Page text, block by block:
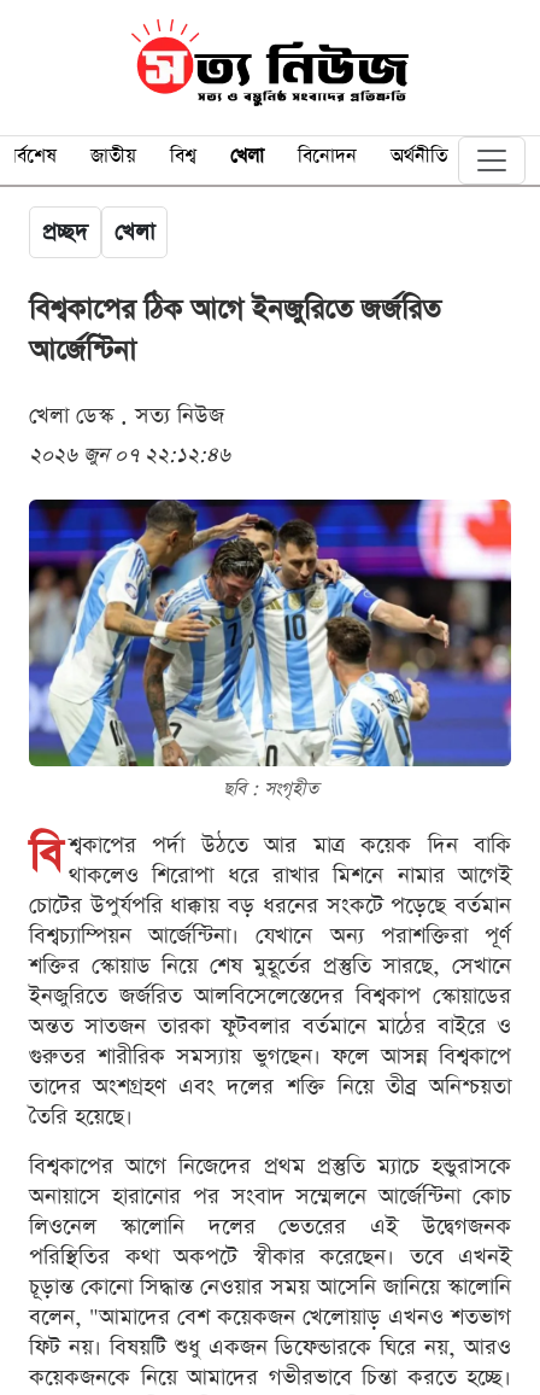
সর্বশেষ জাতীয় বিশ্ব খেলা বিনোদন অর্থনীতি
প্রচ্ছদ খেলা
বিশ্বকাপের ঠিক আগে ইনজুরিতে জর্জরিত
আর্জেন্টিনা
খেলা ডেস্ক . সত্য নিউজ
২০২৬ জুন ০৭ ২২:১২:৪৬
ছবি : সংগৃহীত
বি শ্বকাপের পর্দা উঠতে আর মাত্র কয়েক দিন বাকি
থাকলেও শিরোপা ধরে রাখার মিশনে নামার আগেই
চোটের উপুর্যপরি ধাক্কায় বড় ধরনের সংকটে পড়েছে বর্তমান
বিশ্বচ্যাম্পিয়ন আর্জেন্টিনা। যেখানে অন্য পরাশক্তিরা পূর্ণ
শক্তির স্কোয়াড নিয়ে শেষ মুহূর্তের প্রস্তুতি সারছে, সেখানে
ইনজুরিতে জর্জরিত আলবিসেলেস্তেদের বিশ্বকাপ স্কোয়াডের
অন্তত সাতজন তারকা ফুটবলার বর্তমানে মাঠের বাইরে ও
গুরুতর শারীরিক সমস্যায় ভুগছেন। ফলে আসন্ন বিশ্বকাপে
তাদের অংশগ্রহণ এবং দলের শক্তি নিয়ে তীব্র অনিশ্চয়তা
তৈরি হয়েছে।
বিশ্বকাপের আগে নিজেদের প্রথম প্রস্তুতি ম্যাচে হন্ডুরাসকে
অনায়াসে হারানোর পর সংবাদ সম্মেলনে আর্জেন্টিনা কোচ
লিওনেল স্কালোনি দলের ভেতরের এই উদ্বেগজনক
পরিস্থিতির কথা অকপটে স্বীকার করেছেন। তবে এখনই
চূড়ান্ত কোনো সিদ্ধান্ত নেওয়ার সময় আসেনি জানিয়ে স্কালোনি
বলেন, "আমাদের বেশ কয়েকজন খেলোয়াড় এখনও শতভাগ
ফিট নয়। বিষয়টি শুধু একজন ডিফেন্ডারকে ঘিরে নয়, আরও
কয়েকজনকে নিয়ে আমাদের গভীরভাবে চিন্তা করতে হচ্ছে।